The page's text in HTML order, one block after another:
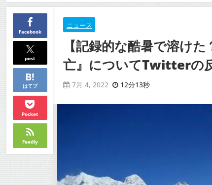
Facebook
post
はてブ
Pocket
Feedly
ニュース
【記録的な酷暑で溶け
亡』についてTwitterの
7月 4, 2022 12分13秒